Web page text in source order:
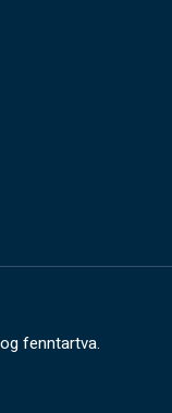
fenntartva.